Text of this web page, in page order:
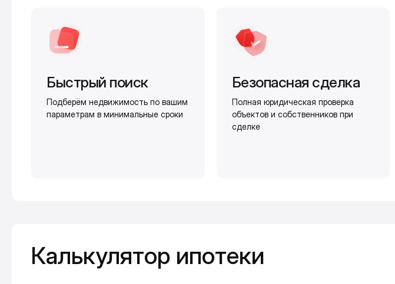
Быстрый поиск
Подберём недвижимость по вашим
параметрам в минимальные сроки
Безопасная сделка
Полная юридическая проверка
объектов и собственников при
сделке
Калькулятор ипотеки